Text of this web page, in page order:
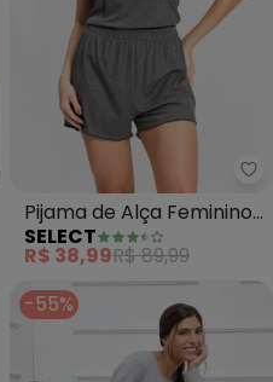
Dolce - Pijama Curto
Pijama de Alça Feminino
(Cinza)
SELECT
R$ 38,99R$ 89,99
-55%